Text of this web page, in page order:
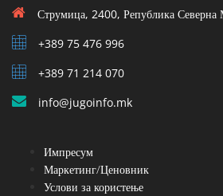
Струмица, 2400, Република Северна
+389 75 476 996
+389 71 214 070
info@jugoinfo.mk
Импресум
Маркетинг/Ценовник
Услови за користење